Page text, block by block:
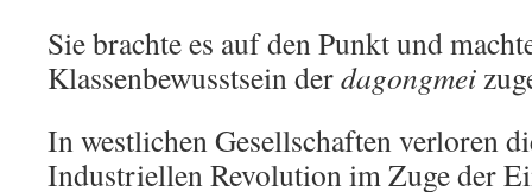
Sie brachte es auf den Punkt und
Klassenbewusstsein derdagongmei
In westlichen Gesellschaften verloren
Industriellen Revolution im Zuge der